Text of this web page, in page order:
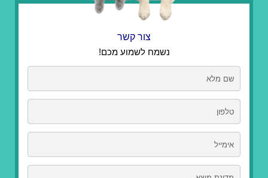
צור קשר
נשמח לשמוע מכם!